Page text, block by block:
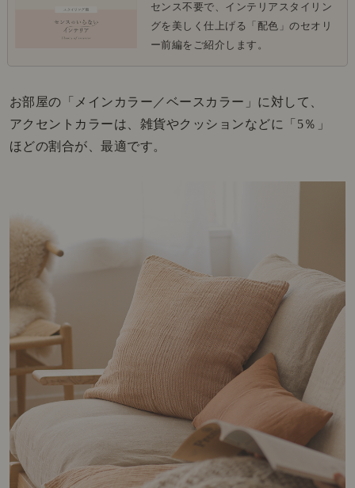
センス不要で、インテリアスタイリン
グを美しく仕上げる「配色」のセオリ
ー前編をご紹介します。
お部屋の「メインカラー／ベースカラー」に対して、
アクセントカラーは、雑貨やクッションなどに「5％」
ほどの割合が、最適です。